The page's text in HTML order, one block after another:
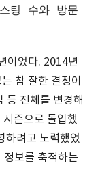
팅 수와 방문
이었다. 2014년
참 잘한 결정이
등 전체를 변경해
즌으로 돌입했
하려고 노력했었
정보를 축적하는